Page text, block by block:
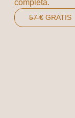
completa.
57 €GRATIS